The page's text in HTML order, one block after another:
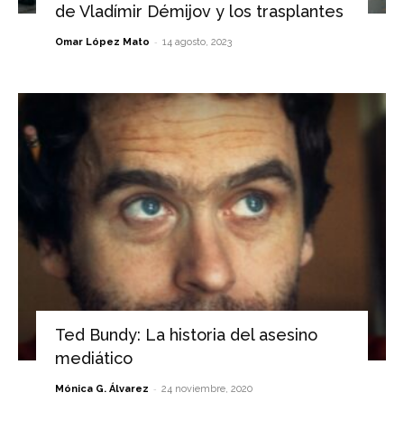
de Vladímir Démijov y los trasplantes
Omar López Mato - 14 agosto, 2023
Ted Bundy: La historia del asesino
mediático
Mónica G. Álvarez - 24 noviembre, 2020